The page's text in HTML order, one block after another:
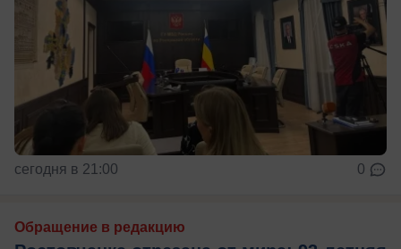
сегодня в 21:00 0
Обращение в редакцию